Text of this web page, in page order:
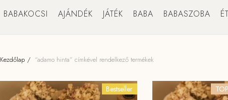
BABAKOCSI AJÁNDÉK JÁTÉK BABA BABASZOBA
Kezdőlap “adamo hinta” címkével rendelkező termékek
Bestseller